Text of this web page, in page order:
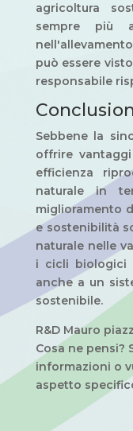
agricoltura
sempre più
può essere
responsabile
Sebbene la
offrire
efficienza
naturale in
miglioramento
e sostenibilità
naturale nelle
i cicli biologici
anche a un
sostenibile.
R&D Mauro
Cosa ne pensi?
informazioni o
aspetto